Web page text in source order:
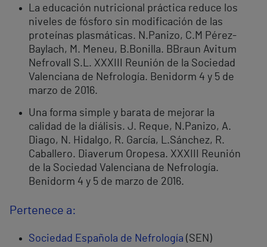
La educación nutricional práctica reduce los
niveles de fósforo sin modificación de las
proteínas plasmáticas. N.Panizo, C.M Pérez-
Baylach, M. Meneu, B.Bonilla. BBraun Avitum
Nefrovall S.L. XXXIII Reunión de la Sociedad
Valenciana de Nefrología. Benidorm 4 y 5 de
marzo de 2016.
Una forma simple y barata de mejorar la
calidad de la diálisis. J. Reque, N.Panizo, A.
Diago, N. Hidalgo, R. García, L.Sánchez, R.
Caballero. Diaverum Oropesa. XXXIII Reunión
de la Sociedad Valenciana de Nefrología.
Benidorm 4 y 5 de marzo de 2016.
Pertenece a:
Sociedad Española de Nefrología (SEN)